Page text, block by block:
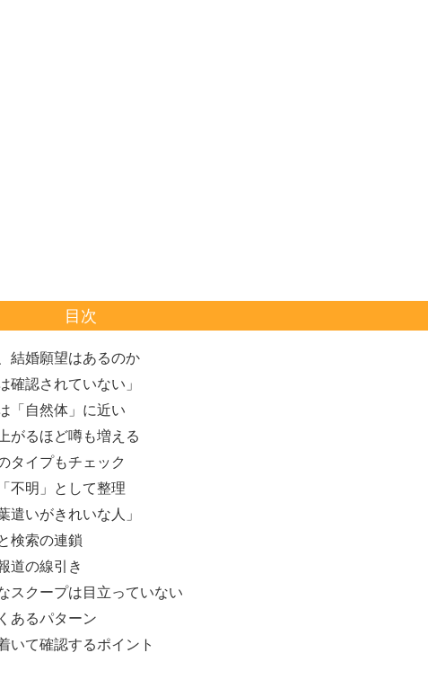
目次
結婚願望はあるのか
確認されていない」
「自然体」に近い
がるほど噂も増える
タイプもチェック
不明」として整理
遣いがきれいな人」
検索の連鎖
道の線引き
スクープは目立っていない
あるパターン
いて確認するポイント